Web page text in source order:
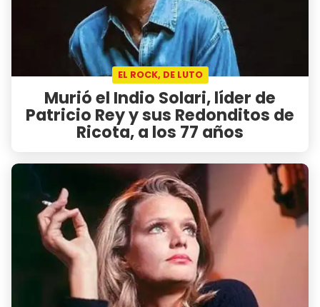
EL ROCK, DE LUTO
Murió el Indio Solari, líder de
Patricio Rey y sus Redonditos de
Ricota, a los 77 años